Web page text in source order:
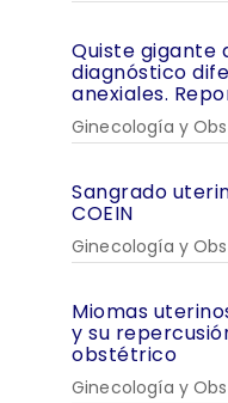
Quiste gigante
diagnóstico
anexiales.
Ginecología y
Sangrado
COEIN
Ginecología y
Miomas
y su
obstétrico
Ginecología y